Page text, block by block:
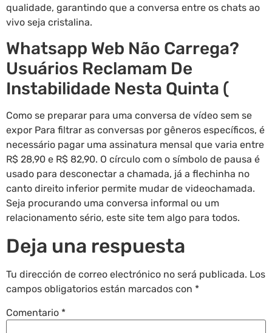
qualidade, garantindo que a conversa entre os chats ao
vivo seja cristalina.
Whatsapp Web Não Carrega?
Usuários Reclamam De
Instabilidade Nesta Quinta (
Como se preparar para uma conversa de vídeo sem se
expor Para filtrar as conversas por gêneros específicos, é
necessário pagar uma assinatura mensal que varia entre
R$ 28,90 e R$ 82,90. O círculo com o símbolo de pausa é
usado para desconectar a chamada, já a flechinha no
canto direito inferior permite mudar de videochamada.
Seja procurando uma conversa informal ou um
relacionamento sério, este site tem algo para todos.
Deja una respuesta
Tu dirección de correo electrónico no será publicada. Los
campos obligatorios están marcados con *
Comentario *